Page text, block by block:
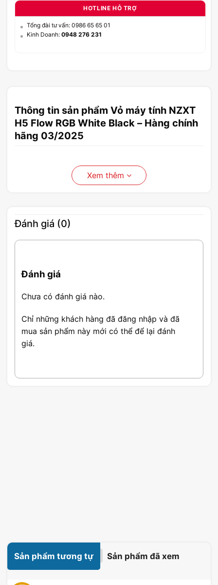
HOTLINE HỖ TRỢ
Tổng đài tư vấn: 0986 65 65 01
Kinh Doanh: 0948 276 231
Thông tin sản phẩm Vỏ máy tính NZXT
H5 Flow RGB White Black – Hàng chính
hãng 03/2025
Xem thêm
Đánh giá (0)
Đánh giá
Chưa có đánh giá nào.
Chỉ những khách hàng đã đăng nhập và đã
mua sản phẩm này mới có thể để lại đánh
giá.
Sản phẩm tương tự Sản phẩm đã xem